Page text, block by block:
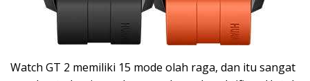
Watch GT 2 memiliki 15 mode olah raga, dan itu sangat